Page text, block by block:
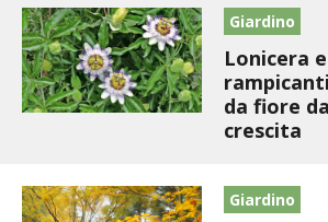
FARFALLE DELLA CAMPAGNA
PICCOLO POLLAIO
CONSERVARE LA FRUTTA
Giardino
Lonicera
da fiore
crescita
Giardino